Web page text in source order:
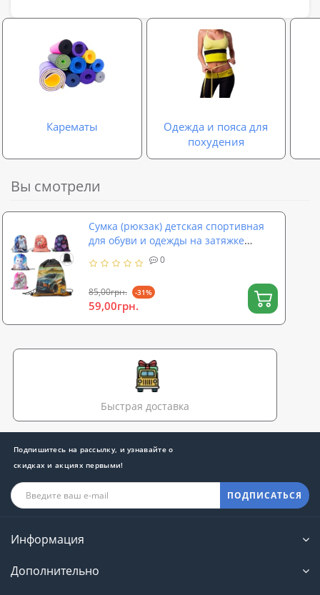
Карематы
Одежда и пояса для
похудения
Вы смотрели
Сумка (рюкзак) детская спортивная
для обуви и одежды на затяжке
OSPORT (MK 5878)
0
85,00грн. -31%
59,00грн.
Быстрая доставка
Подпишитесь на рассылку, и узнавайте о
скидках и акциях первыми!
ПОДПИСАТЬСЯ
Информация
Дополнительно